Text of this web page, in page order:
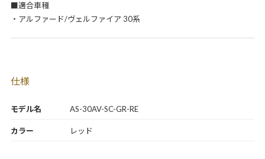
モデル名 AS-30AV-SC-GR-RE
カラー レッド
■適合車種
・アルファード/ヴェルファイア 30系
仕様